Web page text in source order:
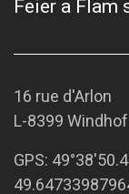
Feier a Flam
16 rue d'Arlon
L-8399 Windhof
GPS: